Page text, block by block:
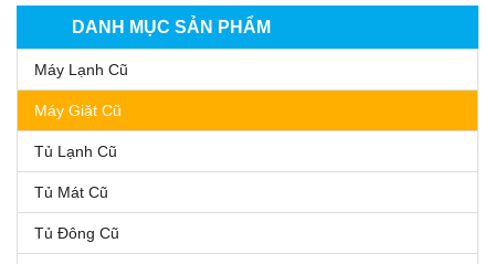
DANH MỤC SẢN PHẨM
Máy Lạnh Cũ
Máy Giặt Cũ
Tủ Lạnh Cũ
Tủ Mát Cũ
Tủ Đông Cũ